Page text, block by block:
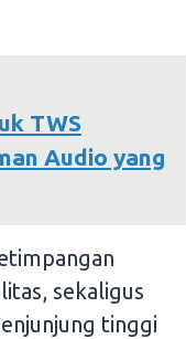
TWS
Audio yang
sekaligus
tinggi